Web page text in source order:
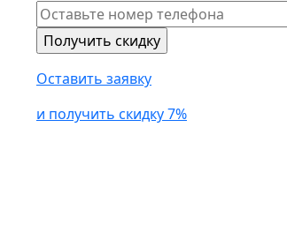
Оставить заявку
и получить скидку 7%